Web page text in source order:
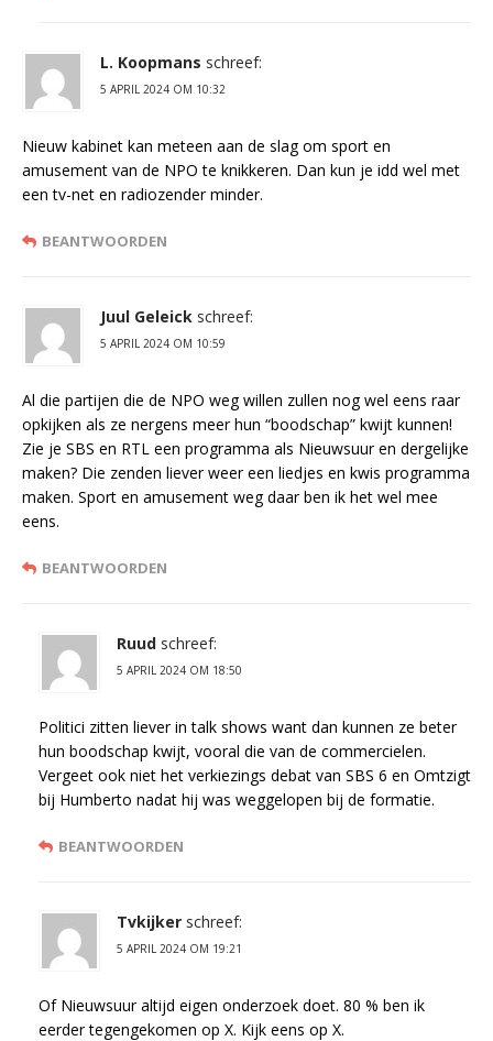
L. Koopmans schreef:
5 APRIL 2024 OM 10:32
Nieuw kabinet kan meteen aan de slag om sport en
amusement van de NPO te knikkeren. Dan kun je idd wel met
een tv-net en radiozender minder.
BEANTWOORDEN
Juul Geleick schreef:
5 APRIL 2024 OM 10:59
Al die partijen die de NPO weg willen zullen nog wel eens raar
opkijken als ze nergens meer hun “boodschap” kwijt kunnen!
Zie je SBS en RTL een programma als Nieuwsuur en dergelijke
maken? Die zenden liever weer een liedjes en kwis programma
maken. Sport en amusement weg daar ben ik het wel mee
eens.
BEANTWOORDEN
Ruud schreef:
5 APRIL 2024 OM 18:50
Politici zitten liever in talk shows want dan kunnen ze beter
hun boodschap kwijt, vooral die van de commercielen.
Vergeet ook niet het verkiezings debat van SBS 6 en Omtzigt
bij Humberto nadat hij was weggelopen bij de formatie.
BEANTWOORDEN
Tvkijker schreef:
5 APRIL 2024 OM 19:21
Of Nieuwsuur altijd eigen onderzoek doet. 80 % ben ik
eerder tegengekomen op X. Kijk eens op X.